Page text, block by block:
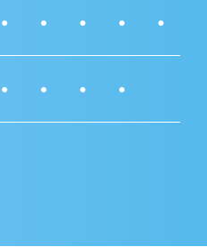
● ● ● ● ●
● ● ● ●